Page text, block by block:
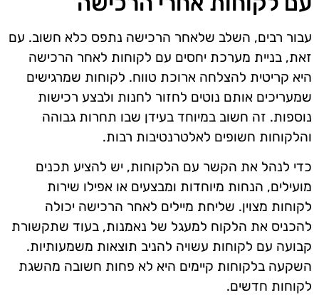
עבור רבים, השלב שלאחר הרכישה נתפס כלא חשוב. עם
זאת, בניית מערכת יחסים עם לקוחות לאחר הרכישה
היא קריטית להצלחה ארוכת טווח. לקוחות שמרגישים
שמעריכים אותם נוטים לחזור לחנות ולבצע רכישות
נוספות. זה חשוב במיוחד בעידן שבו תחרות גבוהה
והלקוחות חשופים לאלטרנטיבות רבות.
כדי לנהל את הקשר עם הלקוחות, יש להציע תכנים
מועילים, הנחות מיוחדות ומבצעים או אפילו שירות
לקוחות מצוין. שליחת מיילים לאחר הרכישה יכולה
להכניס את הלקוח למעגל של נאמנות, בעוד שתקשורת
קבועה עם לקוחות עשויה להניב תוצאות משמעותיות.
השקעה בלקוחות קיימים היא לא פחות חשובה מהשגת
לקוחות חדשים.